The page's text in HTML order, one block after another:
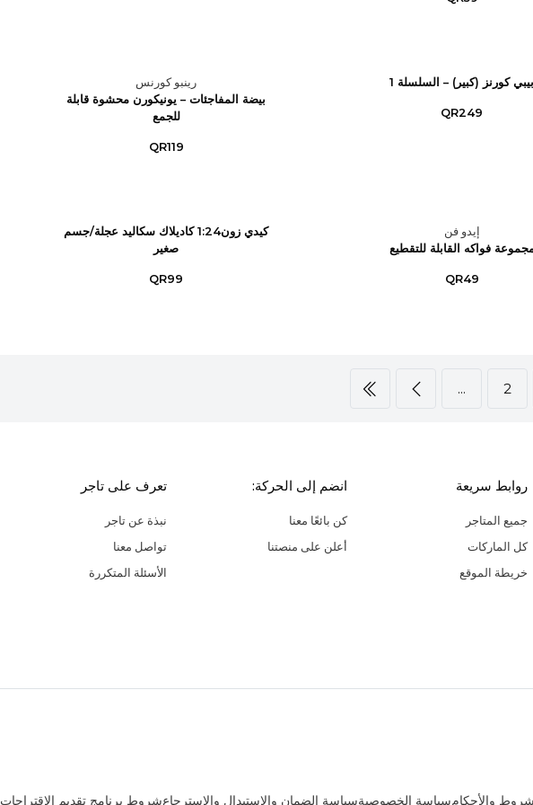
بيبي كورنز (كبير) – السلسلة 1
QR249
رينبو كورنس
بيضة المفاجئات – يونيكورن محشوة قابلة
للجمع
QR119
إيدو فن
فواكه القابلة للتقطيع
QR49
كيدي زون1:24 كاديلاك سكاليد عجلة/جسم
صغير
QR99
2
...
روابط سريعة
جميع المتاجر
كل الماركات
خريطة الموقع
انضم إلى الحركة:
كن بائعًا معنا
أعلن على منصتنا
تعرف على تاجر
نبذة عن تاجر
تواصل معنا
الأسئلة المتكررة
والأحكامسياسة الخصوصيةسياسة الضمان والإستبدال والإسترجاعشروط برنامج تقديم الإقتراحات